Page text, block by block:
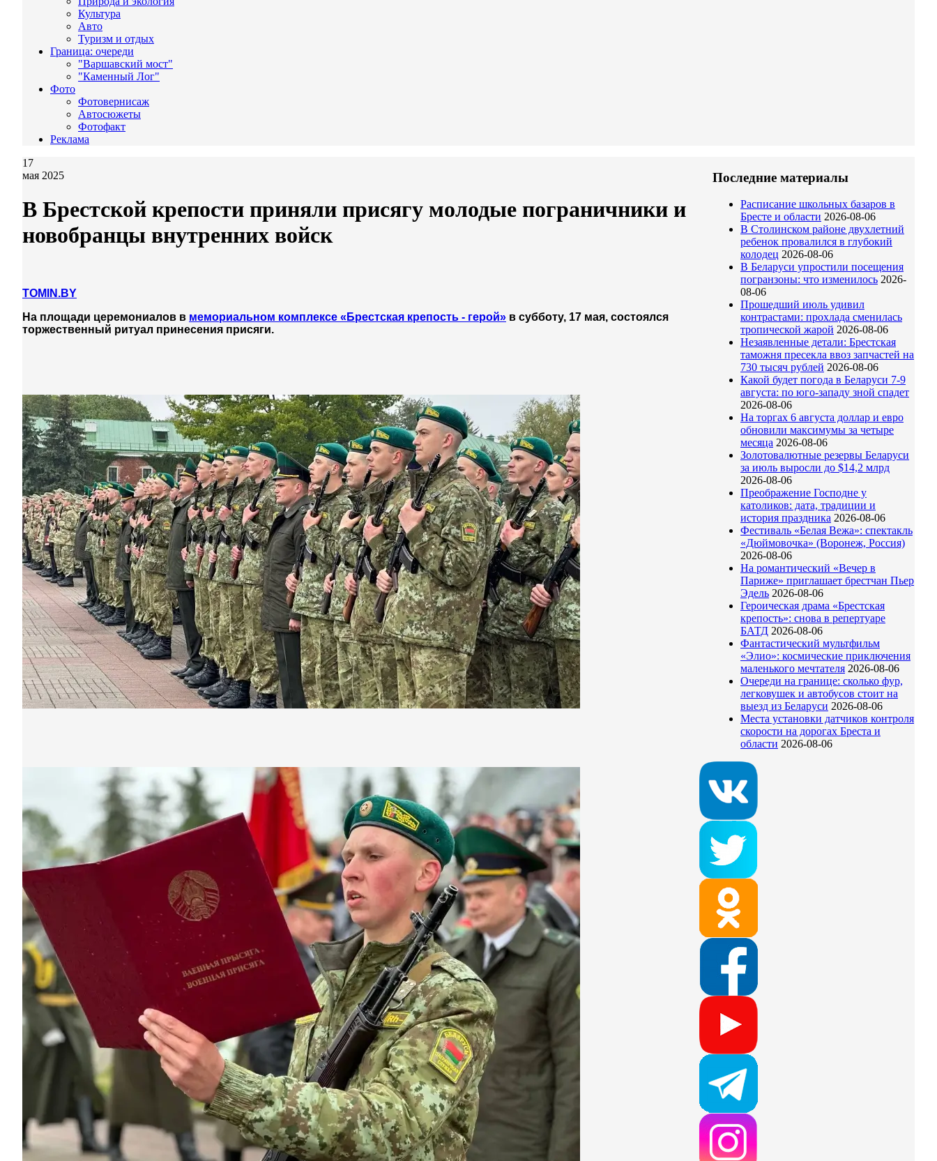
Культура
Авто
Туризм и отдых
Граница: очереди
"Варшавский мост"
"Каменный Лог"
Фото
Фотовернисаж
Автосюжеты
Фотофакт
Реклама
17
мая 2025
В Брестской крепости приняли присягу молодые пограничники и
новобранцы внутренних войск
TOMIN.BY
На площади церемониалов в мемориальном комплексе «Брестская крепость - герой» в субботу, 17 мая, состоялся
торжественный ритуал принесения присяги.
Последние материалы
Расписание школьных базаров в
Бресте и области 2026-08-06
В Столинском районе двухлетний
ребенок провалился в глубокий
колодец 2026-08-06
В Беларуси упростили посещения
погранзоны: что изменилось 2026-
08-06
Прошедший июль удивил
контрастами: прохлада сменилась
тропической жарой 2026-08-06
Незаявленные детали: Брестская
таможня пресекла ввоз запчастей на
730 тысяч рублей 2026-08-06
Какой будет погода в Беларуси 7-9
августа: по юго-западу зной спадет
2026-08-06
На торгах 6 августа доллар и евро
обновили максимумы за четыре
месяца 2026-08-06
Золотовалютные резервы Беларуси
за июль выросли до $14,2 млрд
2026-08-06
Преображение Господне у
католиков: дата, традиции и
история праздника 2026-08-06
Фестиваль «Белая Вежа»: спектакль
«Дюймовочка» (Воронеж, Россия)
2026-08-06
На романтический «Вечер в
Париже» приглашает брестчан Пьер
Эдель 2026-08-06
Героическая драма «Брестская
крепость»: снова в репертуаре
БАТД 2026-08-06
Фантастический мультфильм
«Элио»: космические приключения
маленького мечтателя 2026-08-06
Очереди на границе: сколько фур,
легковушек и автобусов стоит на
выезд из Беларуси 2026-08-06
Места установки датчиков контроля
скорости на дорогах Бреста и
области 2026-08-06